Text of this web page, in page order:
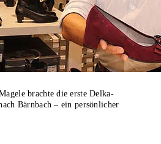
brachte die erste Delka-
Bärnbach – ein persönlicher